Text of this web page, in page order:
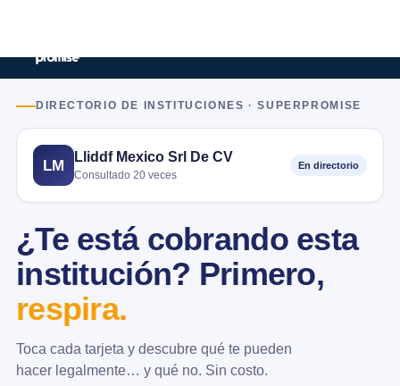
DIRECTORIO DE INSTITUCIONES · SUPERPROMISE
LM
Lliddf Mexico Srl De CV
Consultado 20 veces
En directorio
¿Te está cobrando esta
institución? Primero,
respira.
Toca cada tarjeta y descubre qué te pueden
hacer legalmente… y qué no. Sin costo.